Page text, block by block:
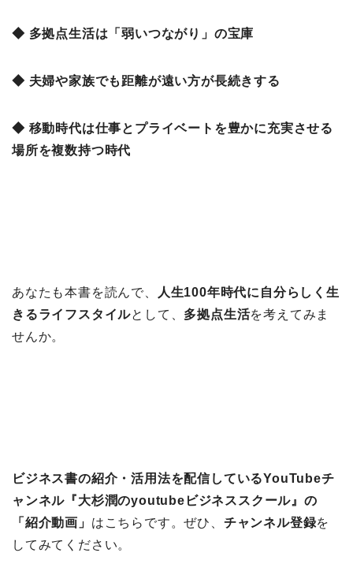
◆ 多拠点生活は「弱いつながり」の宝庫
◆ 夫婦や家族でも距離が遠い方が長続きする
◆ 移動時代は仕事とプライベートを豊かに充実させる
場所を複数持つ時代
あなたも本書を読んで、
人生100年時代に自分らしく生
きるライフスタイルとして、 多拠点生活を考えてみま
せんか。
ビジネス書の紹介・活用法を配信しているYouTubeチ
ャンネル『大杉潤のyoutubeビジネススクール』の
「紹介動画」 はこちらです。ぜひ、 チャンネル登録を
してみてください。